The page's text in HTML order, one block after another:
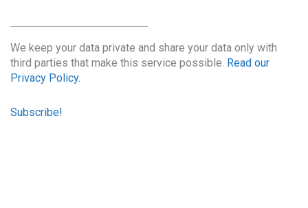
We keep your data private and share your data only with
third parties that make this service possible. Read our
Privacy Policy.